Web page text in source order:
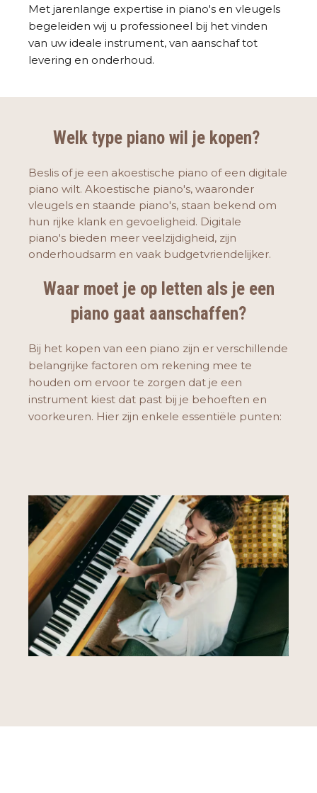
Met jarenlange expertise in piano's en vleugels
begeleiden wij u professioneel bij het vinden
van uw ideale instrument, van aanschaf tot
levering en onderhoud.
Welk type piano wil je kopen?
Beslis of je een akoestische piano of een digitale
piano wilt. Akoestische piano's, waaronder
vleugels en staande piano's, staan bekend om
hun rijke klank en gevoeligheid. Digitale
piano's bieden meer veelzijdigheid, zijn
onderhoudsarm en vaak budgetvriendelijker.
Waar moet je op letten als je een
piano gaat aanschaffen?
Bij het kopen van een piano zijn er verschillende
belangrijke factoren om rekening mee te
houden om ervoor te zorgen dat je een
instrument kiest dat past bij je behoeften en
voorkeuren. Hier zijn enkele essentiële punten: